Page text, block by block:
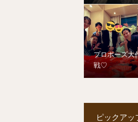
プロポーズ大
戦♡
ピックアッ